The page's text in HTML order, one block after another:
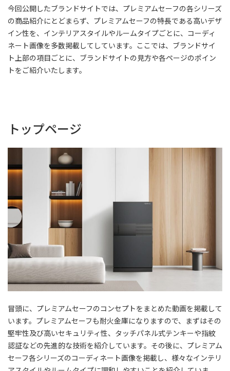
今回公開したブランドサイトでは、プレミアムセーフの各シリーズ
の商品紹介にとどまらず、プレミアムセーフの特長である高いデザ
イン性を、インテリアスタイルやルームタイプごとに、コーディ
ネート画像を多数掲載してしています。ここでは、ブランドサイ
ト上部の項目ごとに、ブランドサイトの見方や各ページのポイン
トをご紹介いたします。
トップページ
冒頭に、プレミアムセーフのコンセプトをまとめた動画を掲載して
います。プレミアムセーフも耐火金庫になりますので、まずはその
堅牢性及び高いセキュリティ性、タッチパネル式テンキーや指紋
認証などの先進的な技術を紹介しています。その後に、プレミアム
セーフ各シリーズのコーディネート画像を掲載し、様々なインテリ